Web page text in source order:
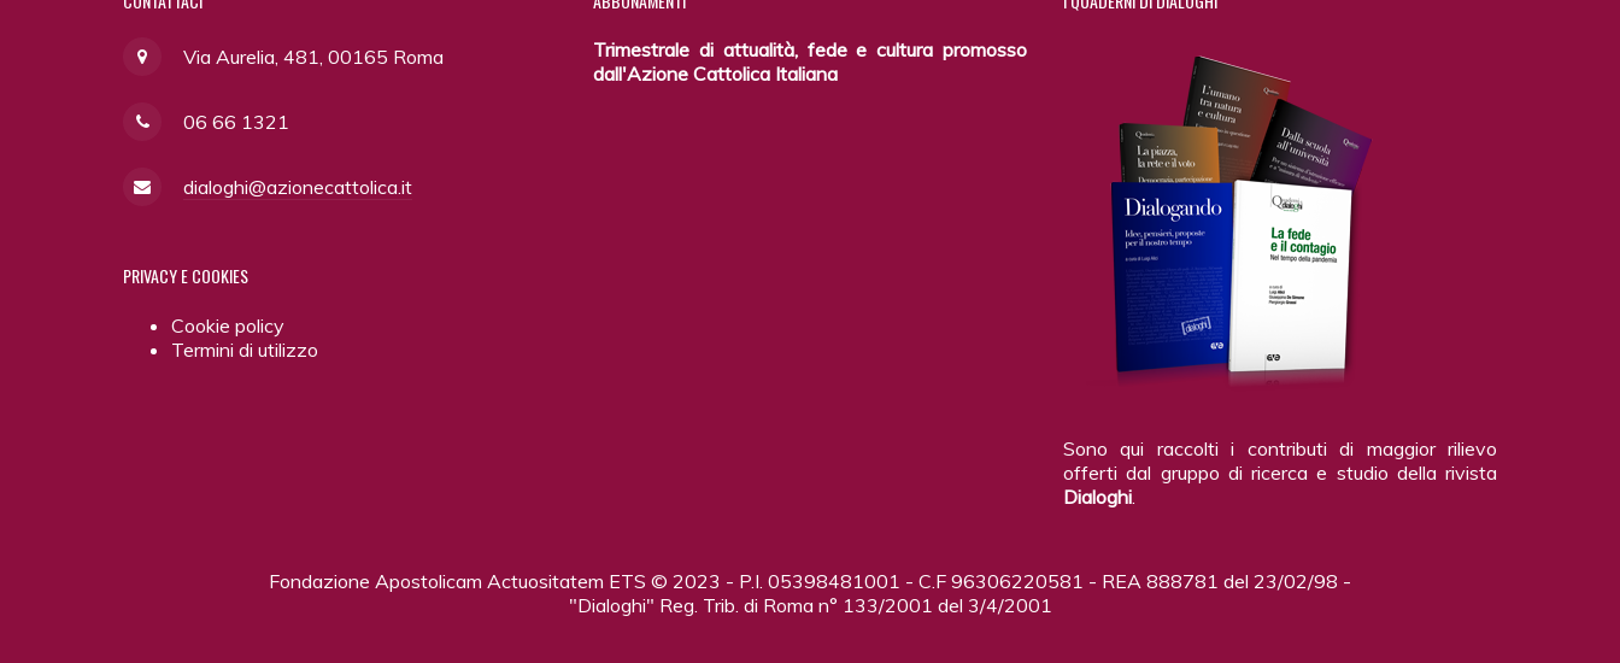
Via Aurelia, 481, 00165 Roma
06 66 1321
dialoghi@azionecattolica.it
PRIVACYE COOKIES
Cookie policy
Termini di utilizzo
Trimestrale di attualità, fede e cultura promosso
dall'Azione Cattolica Italiana
Sono qui raccolti i contributi di maggior rilievo
offerti dal gruppo di ricerca e studio della rivista
Dialoghi.
Fondazione Apostolicam Actuositatem ETS © 2023 - P.I. 05398481001 - C.F 96306220581 - REA 888781 del 23/02/98 -
"Dialoghi" Reg. Trib. di Roma n° 133/2001 del 3/4/2001